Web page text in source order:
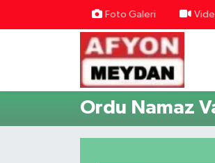
Foto Galeri
Ordu Namaz
Nöbetçi Eczaneler
Hava Durumu
Trafik Durumu